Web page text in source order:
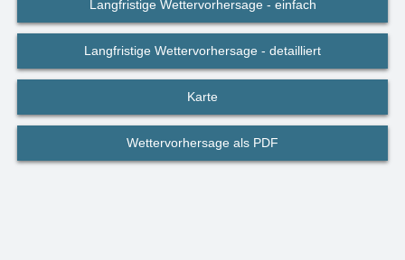
Langfristige Wettervorhersage - einfach
Langfristige Wettervorhersage - detailliert
Karte
Wettervorhersage als PDF